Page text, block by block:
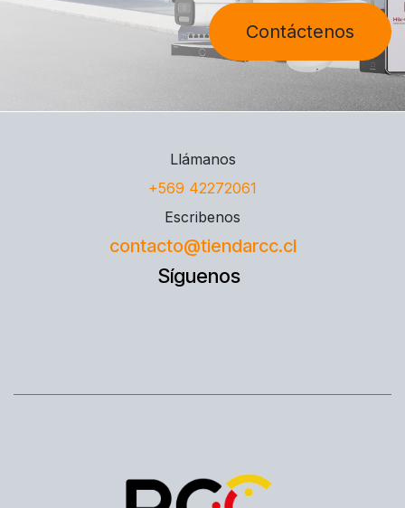
Contáctenos
Llámanos
+569 42272061
Escribenos
contacto@tiendarcc.cl
Síguenos